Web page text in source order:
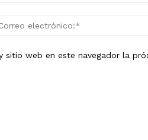
sitio web en este navegador la